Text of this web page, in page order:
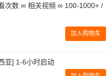
次数 ∞ 相关视频 ∞ 100-1000+ /
加入购物车
亚] 1-6小时启动